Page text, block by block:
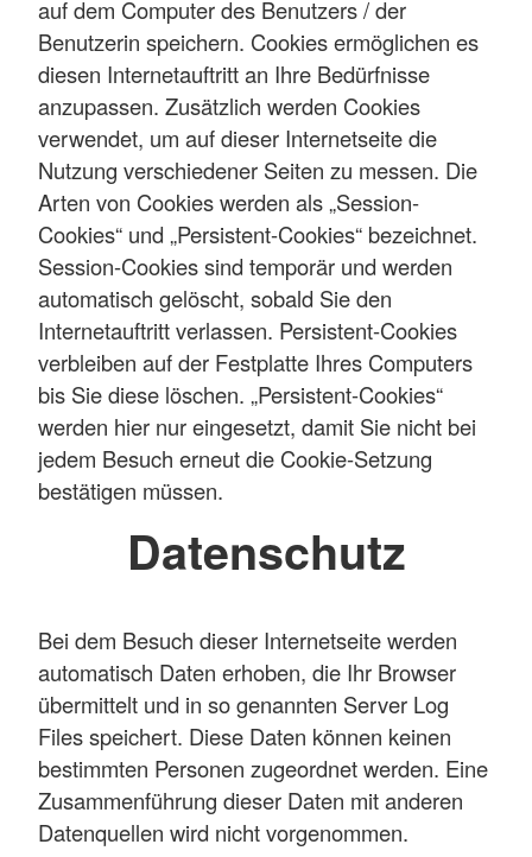
auf dem Computer des Benutzers / der
Benutzerin speichern. Cookies ermöglichen es
diesen Internetauftritt an Ihre Bedürfnisse
anzupassen. Zusätzlich werden Cookies
verwendet, um auf dieser Internetseite die
Nutzung verschiedener Seiten zu messen. Die
Arten von Cookies werden als „Session-
Cookies“ und „Persistent-Cookies“ bezeichnet.
Session-Cookies sind temporär und werden
automatisch gelöscht, sobald Sie den
Internetauftritt verlassen. Persistent-Cookies
verbleiben auf der Festplatte Ihres Computers
bis Sie diese löschen. „Persistent-Cookies“
werden hier nur eingesetzt, damit Sie nicht bei
jedem Besuch erneut die Cookie-Setzung
bestätigen müssen.
Datenschutz
Bei dem Besuch dieser Internetseite werden
automatisch Daten erhoben, die Ihr Browser
übermittelt und in so genannten Server Log
Files speichert. Diese Daten können keinen
bestimmten Personen zugeordnet werden. Eine
Zusammenführung dieser Daten mit anderen
Datenquellen wird nicht vorgenommen.